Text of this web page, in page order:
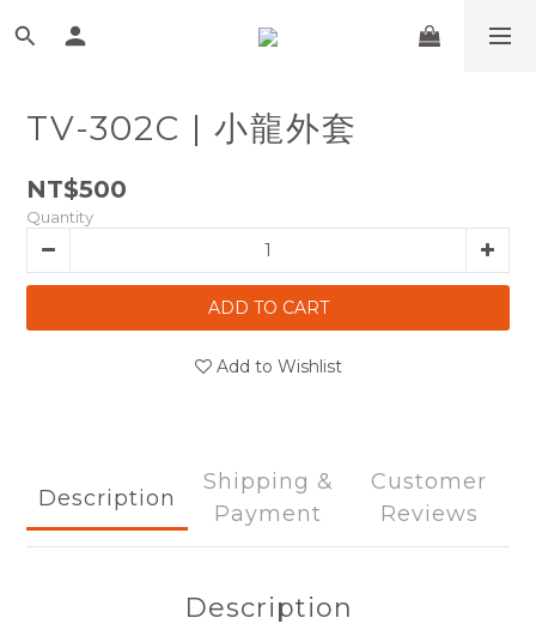
TV-302C | 小龍外套
NT$500
Quantity
ADD TO CART
Add to Wishlist
Description
Shipping &
Payment
Customer
Reviews
Description